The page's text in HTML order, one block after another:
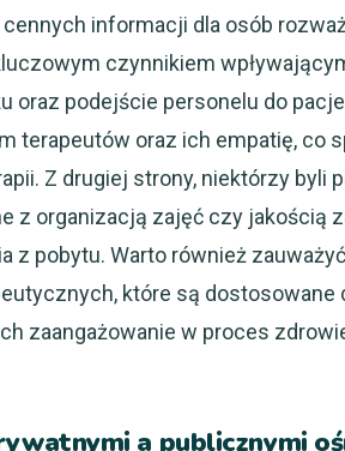
informacji dla osób
czynnikiem
oraz podejście personelu do
terapeutów oraz ich empatię, co
Z drugiej strony, niektórzy byli
z organizacją zajęć czy jakością
z pobytu. Warto również
które są dostosowane
zaangażowanie w proces
a publicznymi